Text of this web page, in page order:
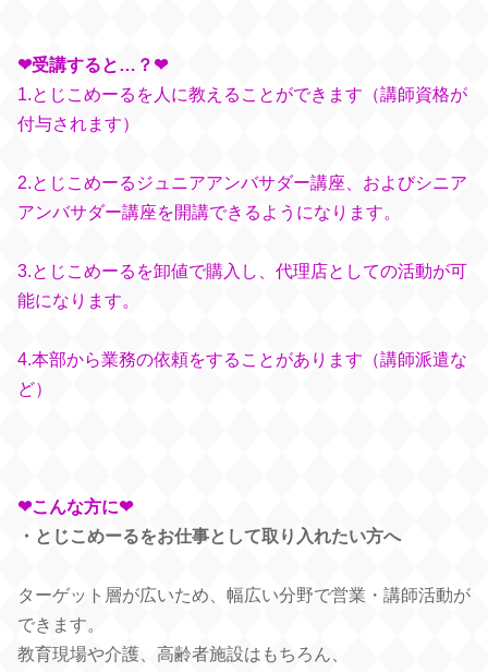
❤︎受講すると…？❤︎
1.とじこめーるを人に教えることができます（講師資格が
付与されます）
2.とじこめーるジュニアアンバサダー講座、およびシニア
アンバサダー講座を開講できるようになります。
3.とじこめーるを卸値で購入し、代理店としての活動が可
能になります。
4.本部から業務の依頼をすることがあります（講師派遣な
ど）
❤︎こんな方に❤︎
・とじこめーるをお仕事として取り入れたい方へ
ターゲット層が広いため、幅広い分野で営業・講師活動が
できます。
教育現場や介護、高齢者施設はもちろん、